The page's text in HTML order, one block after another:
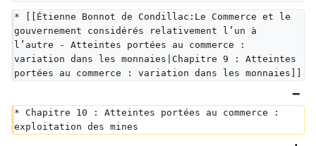
* [[Étienne Bonnot de Condillac:Le Commerce et le
gouvernement considérés relativement l’un à
l’autre - Atteintes portées au commerce :
variation dans les monnaies|Chapitre 9 : Atteintes
portées au commerce : variation dans les monnaies]]
* Chapitre 10 : Atteintes portées au commerce :
exploitation des mines